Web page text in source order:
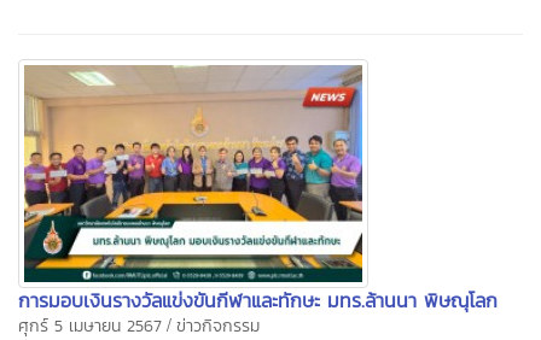
การมอบเงินรางวัลแข่งขันกีฬาและทักษะ มทร.ล้านนา พิษณุโลก
ศุกร์ 5 เมษายน 2567 / ข่าวกิจกรรม